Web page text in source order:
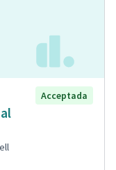
Acceptada